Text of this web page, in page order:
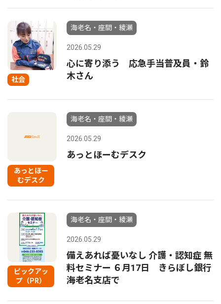
社会
海老名・座間・綾瀬
2026.05.29
心に寄り添う 応急手当普及員・鈴
木さん
あっとほー
むデスク
海老名・座間・綾瀬
2026.05.29
あっとほーむデスク
ピックアッ
プ（PR）
海老名・座間・綾瀬
2026.05.29
備えあれば憂いなし 介護・認知症 無
料セミナー ６月17日 きらぼし銀行
海老名支店で